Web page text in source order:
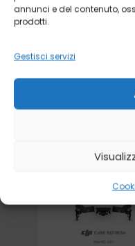
annunci e del contenuto,
prodotti.
Gestisci servizi